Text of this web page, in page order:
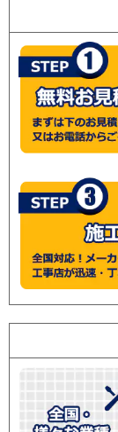
三菱重工
パナソニック